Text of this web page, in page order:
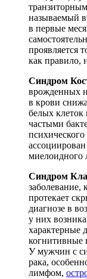
называемый
в первые
проявляется
как правило,
Синдром
врожденных
в крови
белых
частыми
миелоидного
Синдром
заболевание,
протекает
диагнозе в
у них
характерные
когнитивные
У мужчин с
рака,
лимфом,